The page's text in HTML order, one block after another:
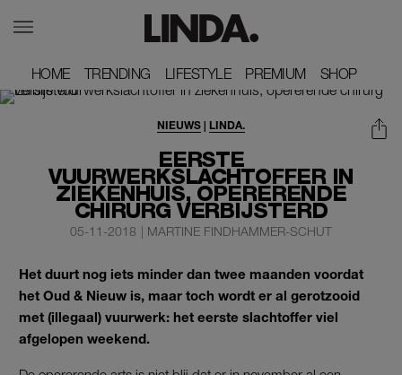
HOME
HOME TRENDING
TRENDING LIFESTYLE
LIFESTYLE PREMIUM
PREMIUM SHOP
SHOP
EERSTE
VUURWERKSLACHTOFFER IN
ZIEKENHUIS, OPERERENDE
CHIRURG VERBIJSTERD
NIEUWS | LINDA.
05-11-2018 | MARTINE FINDHAMMER-SCHUT
Het duurt nog iets minder dan twee maanden voordat
het Oud & Nieuw is, maar toch wordt er al gerotzooid
met (illegaal) vuurwerk: het eerste slachtoffer viel
afgelopen weekend.